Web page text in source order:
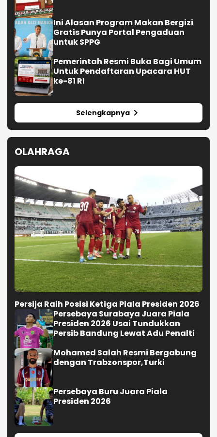
Ini Alasan Program Makan Bergizi
Gratis Punya Portal Pengaduan
untuk SPPG
Pemerintah Resmi Buka Bagi Umum
Untuk Pendaftaran Upacara HUT
ke-81 RI
Selengkapnya
OLAHRAGA
Persija Raih Posisi Ketiga Piala Presiden 2026
Persebaya Surabaya Juara Piala
Presiden 2026 Usai Tundukkan
Persib Bandung Lewat Adu Penalti
Mohamed Salah Resmi Bergabung
dengan Trabzonspor,Turki
Persebaya Buru Juara Piala
Presiden 2026